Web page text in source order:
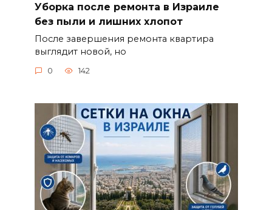
Уборка после ремонта в Израиле
без пыли и лишних хлопот
После завершения ремонта квартира
выглядит новой, но
0 142